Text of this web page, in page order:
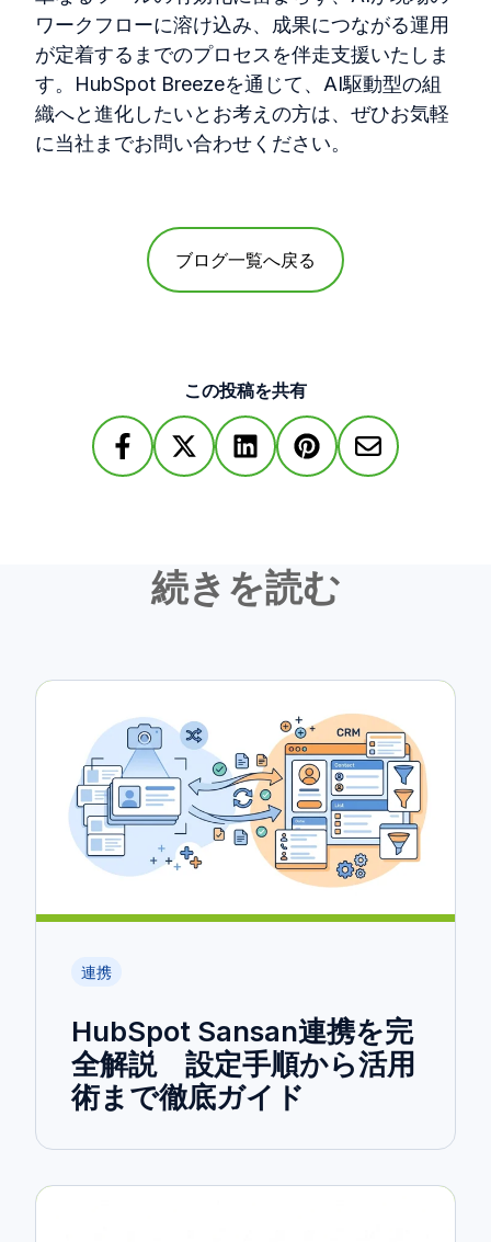
ワークフローに溶け込み、成果につながる運用
が定着するまでのプロセスを伴走支援いたしま
す。 HubSpot Breezeを通じて、 AI駆動型の組
織へと進化したいとお考えの方は、ぜひお気軽
に当社までお問い合わせください。
ブログ一覧へ戻る
この投稿を共有
続きを読む
連携
HubSpot Sansan連携を完
全解説 設定手順から活用
術まで徹底ガイド